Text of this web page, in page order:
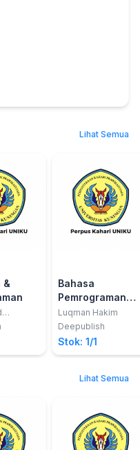
Lihat Semua
&
Bahasa
Pemrograman
(C# dan
Luqman Hakim
Deepublish
Stok: 1/1
Lihat Semua